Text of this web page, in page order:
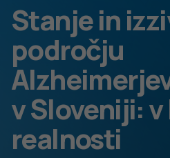
Stanje in
področju
v Sloveniji:
realnosti